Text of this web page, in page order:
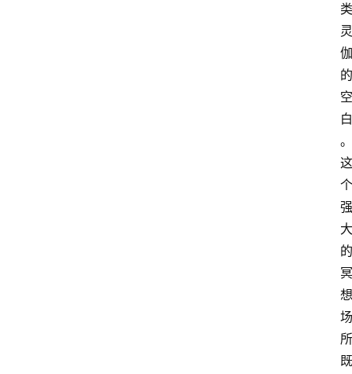
类
灵
伽
的
空
白
。
这
个
强
大
的
冥
想
场
所
既